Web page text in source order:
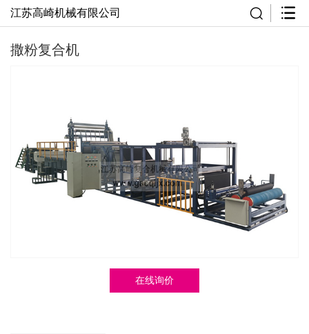
江苏高崎机械有限公司
撒粉复合机
在线询价